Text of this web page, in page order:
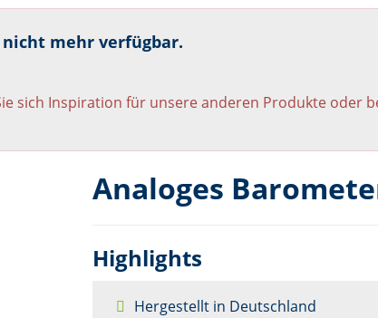
nicht mehr verfügbar.
sich Inspiration für unsere anderen Produkte oder
Analoges
Highlights
Hergestellt in Deutschland